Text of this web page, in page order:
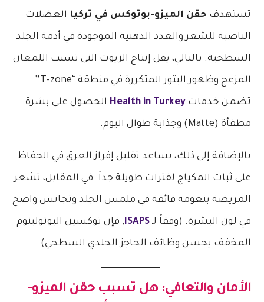
تستهدف حقن الميزو-بوتوكس في تركيا العضلات
الناصبة للشعر والغدد الدهنية الموجودة في أدمة الجلد
السطحية. بالتالي، يقل إنتاج الزيوت التي تسبب اللمعان
المزعج وظهور البثور المتكررة في منطقة “T-zone”.
تضمن خدماتHealth in Turkey الحصول على بشرة
مطفأة (Matte) وجذابة طوال اليوم.
بالإضافة إلى ذلك، يساعد تقليل إفراز العرق في الحفاظ
على ثبات المكياج لفترات طويلة جداً. في المقابل، تشعر
المريضة بنعومة فائقة في ملمس الجلد وتجانس واضح
في لون البشرة. (وفقاً لـISAPS, فإن توكسين البوتولينوم
المخفف يحسن وظائف الحاجز الجلدي السطحي).
الأمان والتعافي: هل تسببحقن الميزو-